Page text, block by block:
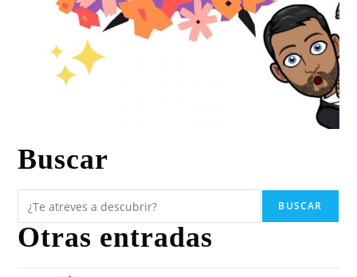
Buscar
BUSCAR
Otras entradas